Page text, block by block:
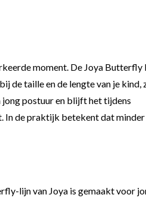
moment. De Joya Butterfly
de taille en de lengte van je kind,
postuur en blijft het tijdens
In de praktijk betekent dat minder
lijn van Joya is gemaakt voor